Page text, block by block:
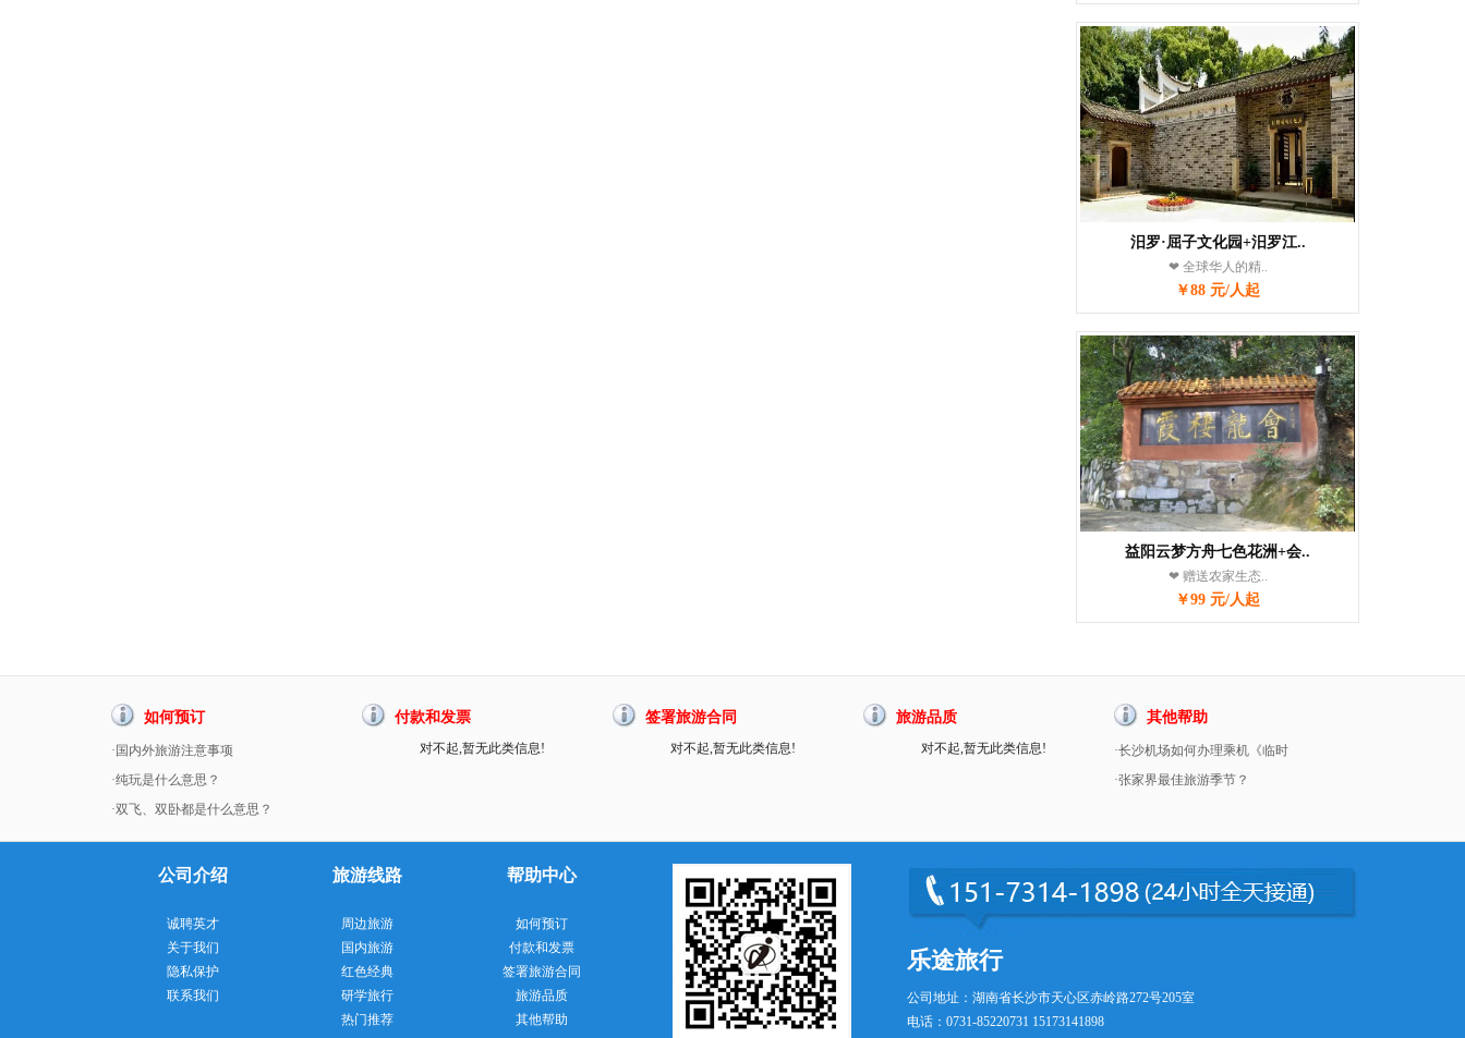
汨罗·屈子文化园+汨罗江..
❤ 全球华人的精..
￥88 元/人起
益阳云梦方舟七色花洲+会..
❤ 赠送农家生态..
￥99 元/人起
如何预订
·国内外旅游注意事项
·纯玩是什么意思？
·双飞、双卧都是什么意思？
付款和发票
对不起,暂无此类信息!
签署旅游合同
对不起,暂无此类信息!
旅游品质
对不起,暂无此类信息!
其他帮助
·长沙机场如何办理乘机《临时
·张家界最佳旅游季节？
公司介绍
诚聘英才
关于我们
隐私保护
联系我们
旅游线路
周边旅游
国内旅游
红色经典
研学旅行
热门推荐
帮助中心
如何预订
付款和发票
签署旅游合同
旅游品质
其他帮助
乐途旅行
公司地址：湖南省长沙市天心区赤岭路272号205室
电话：0731-85220731 15173141898